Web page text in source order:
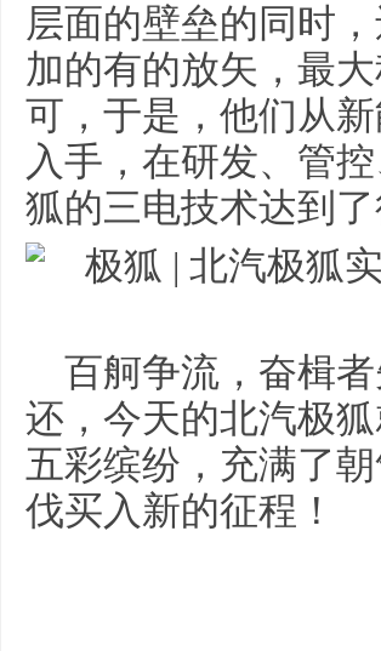
层面的壁垒的同时
加的有的放矢，最
可，于是，他们从
入手，在研发、管
狐的三电技术达到
百舸争流，奋楫
还，今天的北汽极
五彩缤纷，充满了
伐买入新的征程！